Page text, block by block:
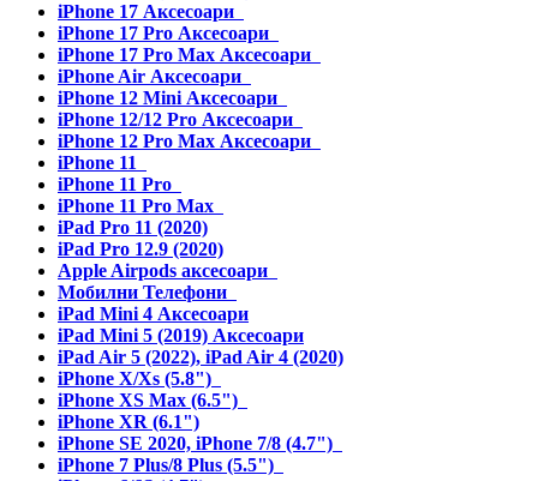
iPhone 17 Аксесоари
iPhone 17 Pro Аксесоари
iPhone 17 Pro Max Аксесоари
iPhone Air Аксесоари
iPhone 12 Mini Аксесоари
iPhone 12/12 Pro Аксесоари
iPhone 12 Pro Max Аксесоари
iPhone 11
iPhone 11 Pro
iPhone 11 Pro Max
iPad Pro 11 (2020)
iPad Pro 12.9 (2020)
Apple Airpods аксесоари
Мобилни Телефони
iPad Mini 4 Аксесоари
iPad Mini 5 (2019) Аксесоари
iPad Air 5 (2022), iPad Air 4 (2020)
iPhone X/Xs (5.8")
iPhone XS Max (6.5")
iPhone XR (6.1")
iPhone SE 2020, iPhone 7/8 (4.7")
iPhone 7 Plus/8 Plus (5.5")